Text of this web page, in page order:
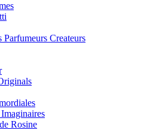
Parfumeurs Createurs
Rosine